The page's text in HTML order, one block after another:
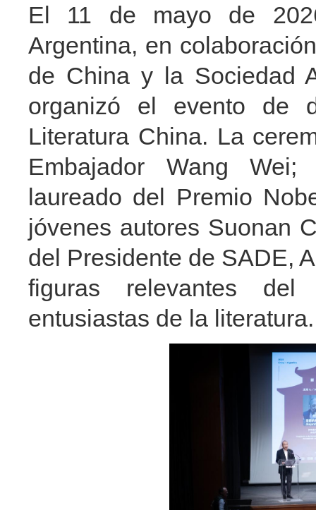
El 11 de mayo de
Argentina, en
de China y la Sociedad
organizó el evento de
Literatura China. La
Embajador Wang
laureado del Premio
jóvenes autores Suonan
del Presidente de SADE,
figuras relevantes
entusiastas de la